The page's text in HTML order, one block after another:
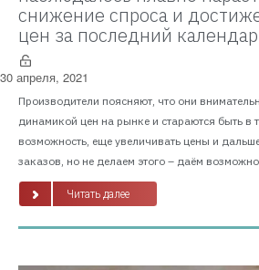
снижение спроса и
цен за последний
30 апреля, 2021
Производители поясняют, что они
динамикой цен на рынке и стараются быть в
возможность, еще увеличивать цены и
заказов, но не делаем этого – даём
Читать далее